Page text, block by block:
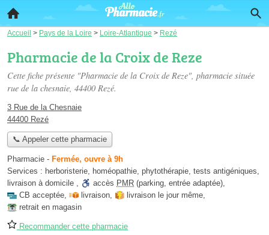
Accueil > Pays de la Loire > Loire-Atlantique > Rezé
Pharmacie de la Croix de Reze
Cette fiche présente "Pharmacie de la Croix de Reze", pharmacie située
rue de la chesnaie, 44400 Rezé.
3 Rue de la Chesnaie
44400 Rezé
📞 Appeler cette pharmacie
Pharmacie - Fermée, ouvre à 9h
Services : herboristerie, homéopathie, phytothérapie, tests antigéniques,
livraison à domicile , accès PMR (parking, entrée adaptée),
CB acceptée, livraison, livraison le jour même,
retrait en magasin
Recommander cette pharmacie